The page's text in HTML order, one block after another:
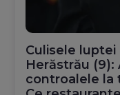
Culisele
Herăstrău
controalele la